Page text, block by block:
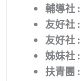
輔導社:
友好社:
友好社:
姊妹社:
扶青團 :